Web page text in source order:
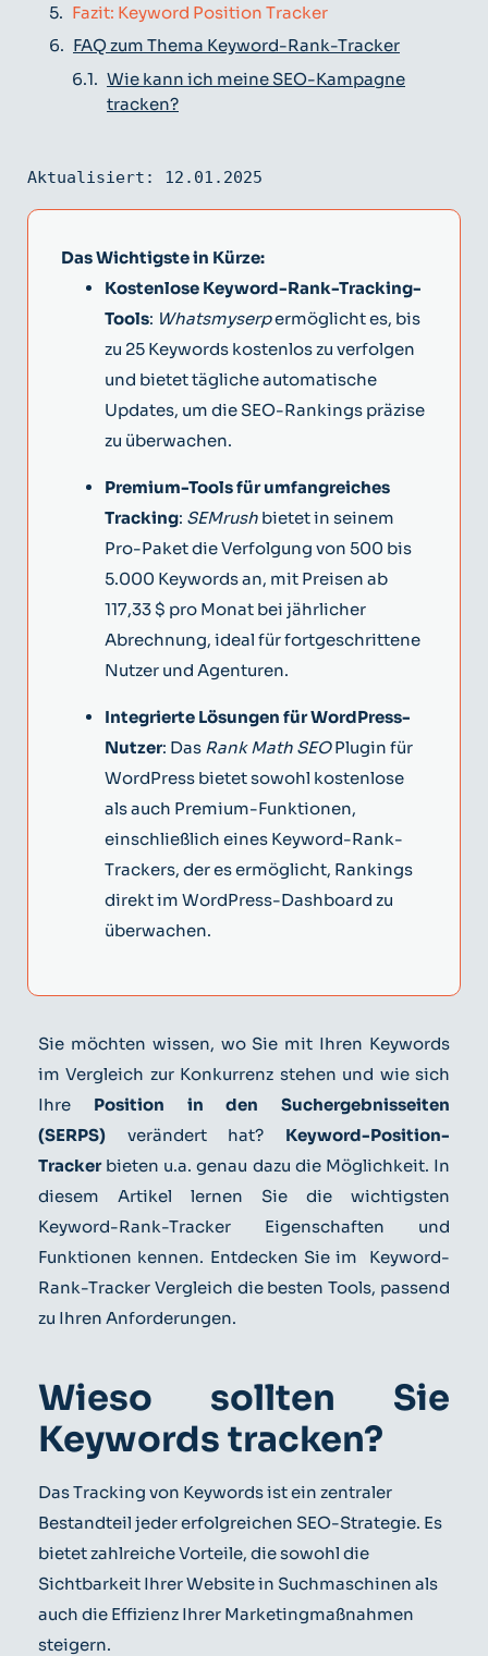
Aktualisiert: 12.01.2025
Das Wichtigste in Kürze:
Kostenlose Keyword-Rank-Tracking-
Tools: Whatsmyserpermöglicht es, bis
zu 25 Keywords kostenlos zu verfolgen
und bietet tägliche automatische
Updates, um die SEO-Rankings präzise
zu überwachen.
Premium-Tools für umfangreiches
Tracking: SEMrush bietet in seinem
Pro-Paket die Verfolgung von 500 bis
5.000 Keywords an, mit Preisen ab
117,33 $ pro Monat bei jährlicher
Abrechnung, ideal für fortgeschrittene
Nutzer und Agenturen.
Integrierte Lösungen für WordPress-
Nutzer: Das Rank Math SEOPlugin für
WordPress bietet sowohl kostenlose
als auch Premium-Funktionen,
einschließlich eines Keyword-Rank-
Trackers, der es ermöglicht, Rankings
direkt im WordPress-Dashboard zu
überwachen.
Sie möchten wissen, wo Sie mit Ihren Keywords
im Vergleich zur Konkurrenz stehen und wie sich
Ihre Position in den Suchergebnisseiten
(SERPS) verändert hat? Keyword-Position-
Trackerbieten u.a. genau dazu die Möglichkeit. In
diesem Artikel lernen Sie die wichtigsten
Keyword-Rank-Tracker Eigenschaften und
Funktionen kennen. Entdecken Sie im Keyword-
Rank-Tracker Vergleich die besten Tools, passend
zu Ihren Anforderungen.
Wieso sollten Sie
Keywords tracken?
Das Tracking von Keywords ist ein zentraler
Bestandteil jeder erfolgreichen SEO-Strategie. Es
bietet zahlreiche Vorteile, die sowohl die
Sichtbarkeit Ihrer Website in Suchmaschinen als
auch die Effizienz Ihrer Marketingmaßnahmen
steigern.
Fazit: Keyword Position Tracker
FAQ zum Thema Keyword-Rank-Tracker
Wie kann ich meine SEO-Kampagne
tracken?